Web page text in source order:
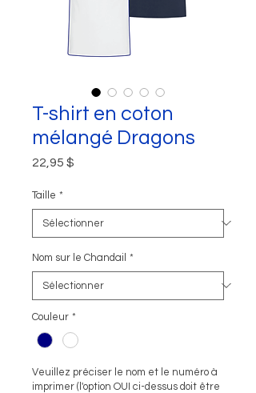
T-shirt en coton
mélangé Dragons
22,95 $
Taille *
Nom sur le Chandail *
Couleur *
Veuillez préciser le nom et le numéro à
imprimer (l'option OUI ci-dessus doit être